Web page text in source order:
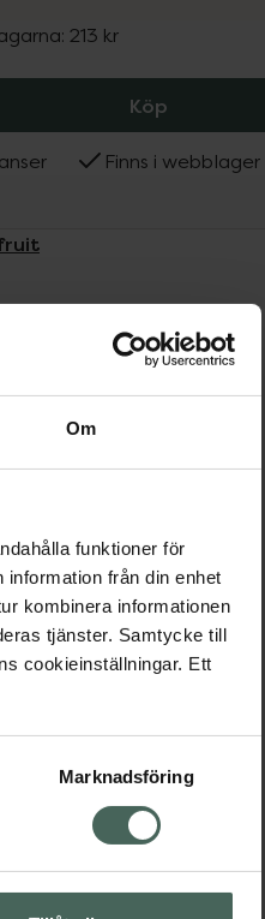
Om
funktioner för
från din enhet
kombinera informationen
tjänster. Samtycke till
cookieinställningar. Ett
Marknadsföring
213 kr
Köp
Finns i webblager